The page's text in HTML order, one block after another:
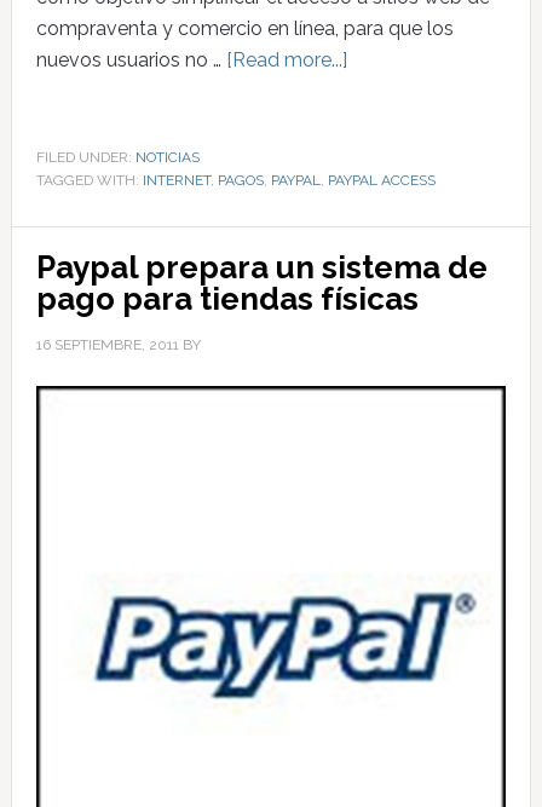
compraventa y comercio en línea, para que los
nuevos usuarios no … [Read more...]
FILED UNDER: NOTICIAS
TAGGED WITH: INTERNET, PAGOS, PAYPAL PAYPAL ACCESS
Paypal prepara un sistema de
pago para tiendas físicas
16 SEPTIEMBRE, 2011 BY